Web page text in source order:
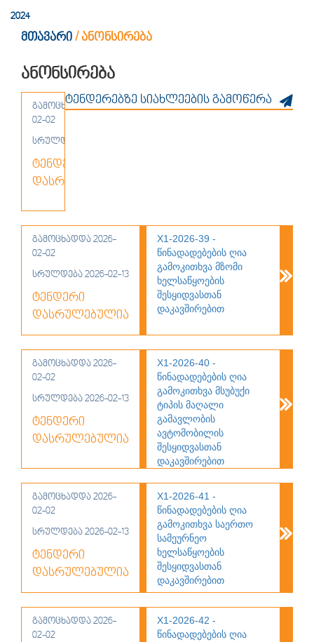
2024
მთავარი /ანონსირება
ანონსირება
ტენდერებზე სიახლეების გამოწერა
გამოცხადდა 2026-
02-02
სრულდება 2026-02-13
ტენდერი
დასრულებულია
Х1-2026-35 -
გამოცხადდა 2026-
02-02
სრულდება 2026-02-13
ტენდერი
დასრულებულია
Х1-2026-39 -
წინადადებების ღია
გამოკითხვა მზომი
ხელსაწყოების
შესყიდვასთან
დაკავშირებით
გამოცხადდა 2026-
02-02
სრულდება 2026-02-13
ტენდერი
დასრულებულია
Х1-2026-40 -
წინადადებების ღია
გამოკითხვა მსუბუქი
ტიპის მაღალი
გამავლობის
ავტომობილის
შესყიდვასთან
დაკავშირებით
გამოცხადდა 2026-
02-02
სრულდება 2026-02-13
ტენდერი
დასრულებულია
Х1-2026-41 -
წინადადებების ღია
გამოკითხვა საერთო
სამეურნეო
ხელსაწყოების
შესყიდვასთან
დაკავშირებით
გამოცხადდა 2026-
02-02
Х1-2026-42 -
წინადადებების ღია